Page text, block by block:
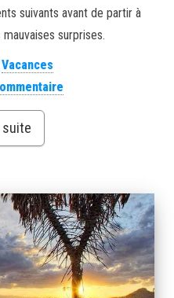
suivants avant de partir à
surprises.
Vacances
suite